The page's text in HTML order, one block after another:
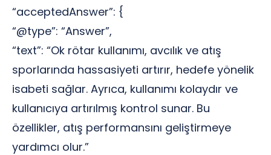
“acceptedAnswer”: {
“@type”: “Answer”,
“text”: “Ok rötar kullanımı, avcılık ve atış
sporlarında hassasiyeti artırır, hedefe yönelik
isabeti sağlar. Ayrıca, kullanımı kolaydır ve
kullanıcıya artırılmış kontrol sunar. Bu
özellikler, atış performansını geliştirmeye
yardımcı olur.”